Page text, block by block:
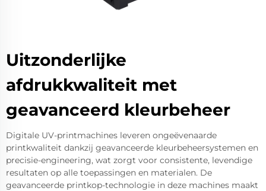
Uitzonderlijke
afdrukkwaliteit met
geavanceerd kleurbeheer
Digitale UV-printmachines leveren ongeëvenaarde
printkwaliteit dankzij geavanceerde kleurbeheersystemen en
precisie-engineering, wat zorgt voor consistente, levendige
resultaten op alle toepassingen en materialen. De
geavanceerde printkop-technologie in deze machines maakt